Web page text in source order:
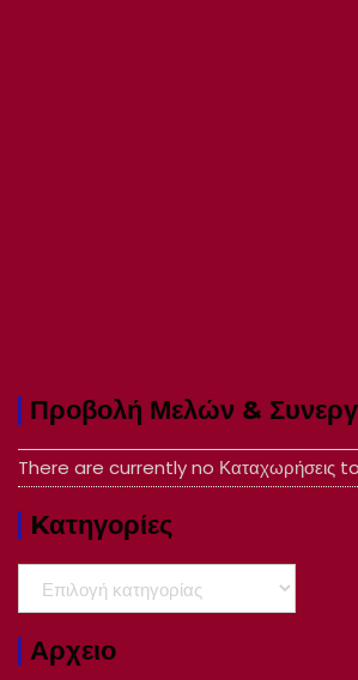
Προβολή Μελών &
There are currently no Καταχωρήσεις
Kατηγορίες
Αρχειο